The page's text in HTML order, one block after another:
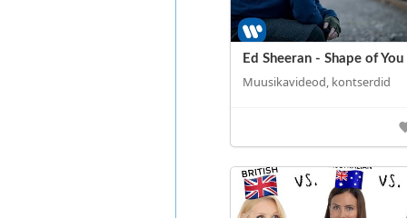
Ed Sheeran - Shape of You
Muusikavideod, kontserdid